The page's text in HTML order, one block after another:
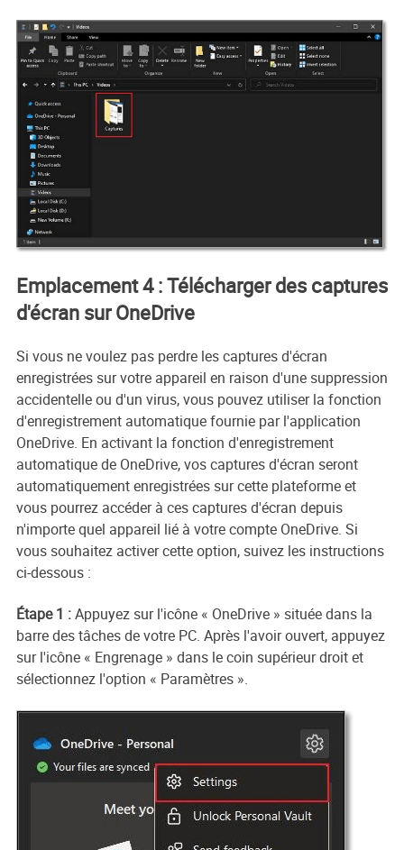
Emplacement 4 : Télécharger des captures
d'écran sur OneDrive
Si vous ne voulez pas perdre les captures d'écran
enregistrées sur votre appareil en raison d'une suppression
accidentelle ou d'un virus, vous pouvez utiliser la fonction
d'enregistrement automatique fournie par l'application
OneDrive. En activant la fonction d'enregistrement
automatique de OneDrive, vos captures d'écran seront
automatiquement enregistrées sur cette plateforme et
vous pourrez accéder à ces captures d'écran depuis
n'importe quel appareil lié à votre compte OneDrive. Si
vous souhaitez activer cette option, suivez les instructions
ci-dessous :
Étape 1 :Appuyez sur l'icône « OneDrive » située dans la
barre des tâches de votre PC. Après l'avoir ouvert, appuyez
sur l'icône « Engrenage » dans le coin supérieur droit et
sélectionnez l'option « Paramètres ».